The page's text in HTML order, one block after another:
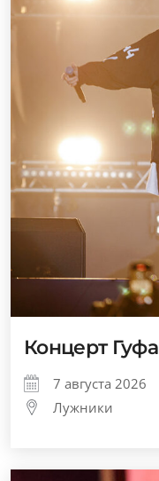
Концерт Гуфа
7 августа 2026
Лужники